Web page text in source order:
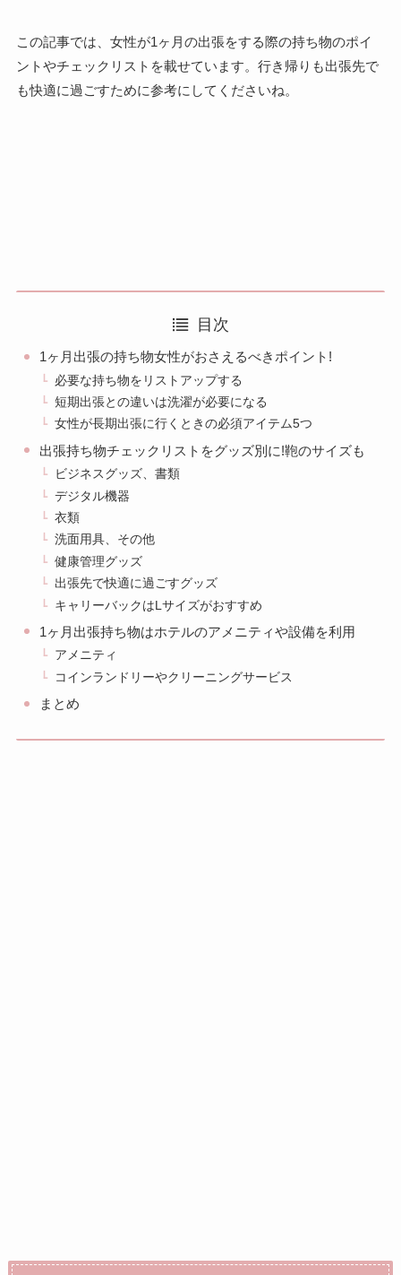
この記事では、女性が1ヶ月の出張をする際の持ち物のポイ
ントやチェックリストを載せています。行き帰りも出張先で
も快適に過ごすために参考にしてくださいね。
目次
1ヶ月出張の持ち物女性がおさえるべきポイント!
必要な持ち物をリストアップする
短期出張との違いは洗濯が必要になる
女性が長期出張に行くときの必須アイテム5つ
出張持ち物チェックリストをグッズ別に!鞄のサイズも
ビジネスグッズ、書類
デジタル機器
衣類
洗面用具、その他
健康管理グッズ
出張先で快適に過ごすグッズ
キャリーバックはLサイズがおすすめ
1ヶ月出張持ち物はホテルのアメニティや設備を利用
アメニティ
コインランドリーやクリーニングサービス
まとめ